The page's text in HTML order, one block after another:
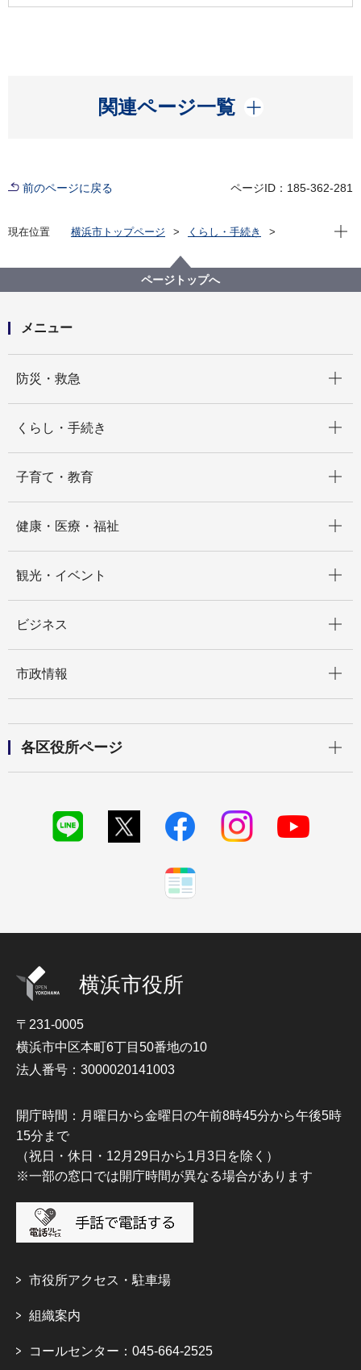
関連ページ一覧
開く
前のページに戻る ページID：185-362-281
現在位置 横浜市トップページ
くらし・手続き
平成30年度の活動実績
現在
ページトップへ
メニュー
防災・救急
くらし・手続き
子育て・教育
健康・医療・福祉
観光・イベント
ビジネス
市政情報
各区役所ページ
横浜市役所
〒231-0005
横浜市中区本町6丁目50番地の10
法人番号：3000020141003
開庁時間：月曜日から金曜日の午前8時45分から午後5時
15分まで
（祝日・休日・12月29日から1月3日を除く）
※一部の窓口では開庁時間が異なる場合があります
市役所アクセス・駐車場
組織案内
コールセンター：045-664-2525